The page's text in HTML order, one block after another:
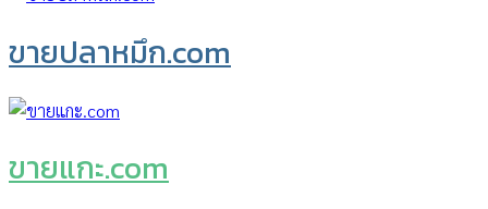
ขายปลาหมึก.com
ขายแกะ.com